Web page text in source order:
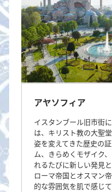
アヤソフィア
イスタンブール旧市街
は、キリスト教の大聖
姿を変えてきた歴史の
ム、きらめくモザイク
れるたびに新しい発見
ローマ帝国とオスマン
的な雰囲気を肌で感じて